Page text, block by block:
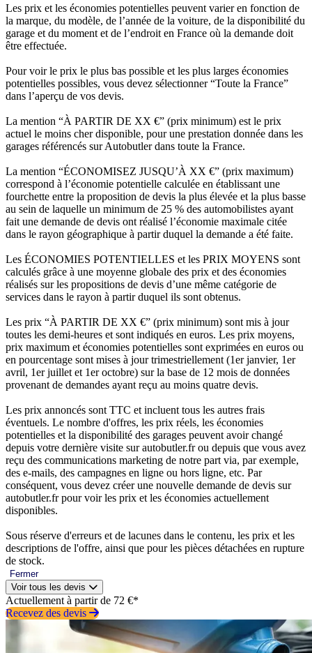
Les prix et les économies potentielles peuvent varier en fonction de
la marque, du modèle, de l’année de la voiture, de la disponibilité du
garage et du moment et de l’endroit en France où la demande doit
être effectuée.
Pour voir le prix le plus bas possible et les plus larges économies
potentielles possibles, vous devez sélectionner “Toute la France”
dans l’aperçu de vos devis.
La mention “À PARTIR DE XX €” (prix minimum) est le prix
actuel le moins cher disponible, pour une prestation donnée dans les
garages référencés sur Autobutler dans toute la France.
La mention “ÉCONOMISEZ JUSQU’À XX €” (prix maximum)
correspond à l’économie potentielle calculée en établissant une
fourchette entre la proposition de devis la plus élevée et la plus basse
au sein de laquelle un minimum de 25 % des automobilistes ayant
fait une demande de devis ont réalisé l’économie maximale citée
dans le rayon géographique à partir duquel la demande a été faite.
Les ÉCONOMIES POTENTIELLES et les PRIX MOYENS sont
calculés grâce à une moyenne globale des prix et des économies
réalisés sur les propositions de devis d’une même catégorie de
services dans le rayon à partir duquel ils sont obtenus.
Les prix “À PARTIR DE XX €” (prix minimum) sont mis à jour
toutes les demi-heures et sont indiqués en euros. Les prix moyens,
prix maximum et économies potentielles sont exprimées en euros ou
en pourcentage sont mises à jour trimestriellement (1er janvier, 1er
avril, 1er juillet et 1er octobre) sur la base de 12 mois de données
provenant de demandes ayant reçu au moins quatre devis.
Les prix annoncés sont TTC et incluent tous les autres frais
éventuels. Le nombre d'offres, les prix réels, les économies
potentielles et la disponibilité des garages peuvent avoir changé
depuis votre dernière visite sur autobutler.fr ou depuis que vous avez
reçu des communications marketing de notre part via, par exemple,
des e-mails, des campagnes en ligne ou hors ligne, etc. Par
conséquent, vous devez créer une nouvelle demande de devis sur
autobutler.fr pour voir les prix et les économies actuellement
disponibles.
Sous réserve d'erreurs et de lacunes dans le contenu, les prix et les
descriptions de l'offre, ainsi que pour les pièces détachées en rupture
de stock.
Fermer
Voir tous les devis
Actuellement à partir de 72 €*
Recevez des devis